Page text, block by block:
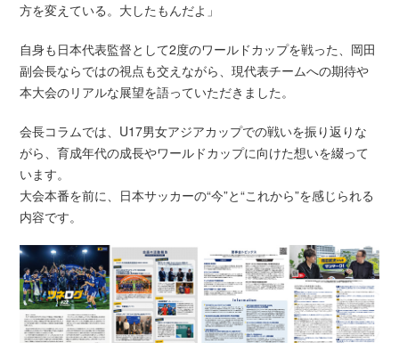
方を変えている。大したもんだよ」
自身も日本代表監督として2度のワールドカップを戦った、岡田
副会長ならではの視点も交えながら、現代表チームへの期待や
本大会のリアルな展望を語っていただきました。
会長コラムでは、U17男女アジアカップでの戦いを振り返りな
がら、育成年代の成長やワールドカップに向けた想いを綴って
います。
大会本番を前に、日本サッカーの“今”と“これから”を感じられる
内容です。